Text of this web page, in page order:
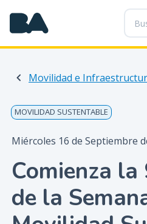
P
a
s
a
a
n
e
i
Movilidad e
MOVILIDAD SUSTENTABLE
Miércoles 16 de Septiembre
Comienza la
de la